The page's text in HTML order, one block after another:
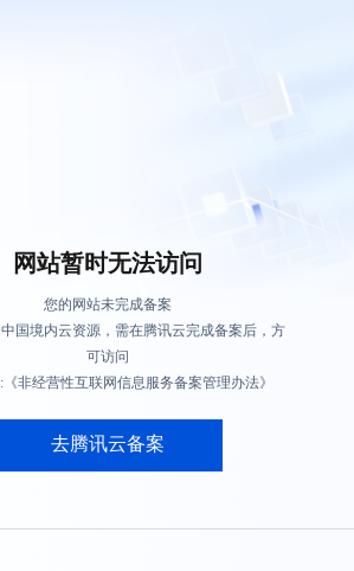
网站暂时无法访问
您的网站未完成备案
国境内云资源，需在腾讯云完成备案后，方
可访问
非经营性互联网信息服务备案管理办法》
去腾讯云备案